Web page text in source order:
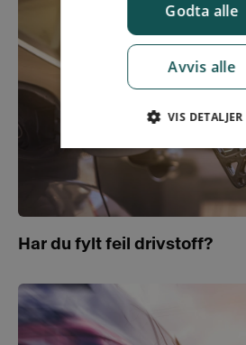
Har du fylt feil drivstoff?
Godta alle
Avvis alle
VIS DETALJER